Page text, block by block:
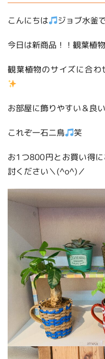
こんにちは ジョブ水釜
今日は新商品！！観葉植
観葉植物のサイズに合
お部屋に飾りやすい＆良
これぞ一石二鳥 笑
お1つ800円とお買い得
討ください＼(^o^)／